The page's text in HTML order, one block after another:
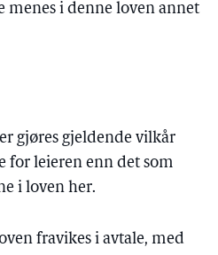
menes i denne loven annet
gjøres gjeldende vilkår
for leieren enn det som
i loven her.
fravikes i avtale, med